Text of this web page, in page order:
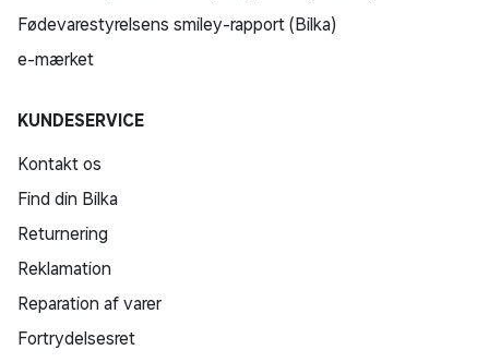
Fødevarestyrelsens smiley-rapport (Bilka)
e-mærket
KUNDESERVICE
Kontakt os
Find din Bilka
Returnering
Reklamation
Reparation af varer
Fortrydelsesret